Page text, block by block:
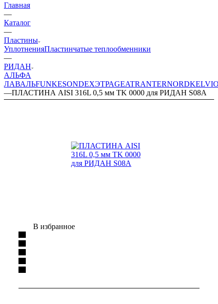
Главная
—
Каталог
—
Пластины
УплотненияПластинчатые теплообменники
—
РИДАН
АЛЬФА
ЛАВАЛЬFUNKESONDEXЭТРАGEATRANTERNORD
—ПЛАСТИНА AISI 316L 0,5 мм TK 0000 для РИДАН S08A
В избранное